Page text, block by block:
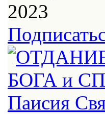
2023